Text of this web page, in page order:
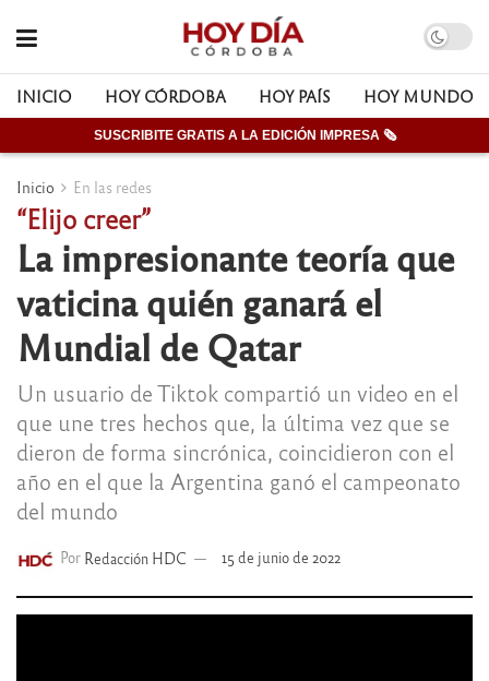
INICIO HOY CÓRDOBA HOY PAÍS HOY MUNDO
SUSCRIBITE GRATIS A LA EDICIÓN IMPRESA 🗞
Inicio En las redes
“Elijo creer”
La impresionante teoría que
vaticina quién ganará el
Mundial de Qatar
Un usuario de Tiktok compartió un video en el
que une tres hechos que, la última vez que se
dieron de forma sincrónica, coincidieron con el
año en el que la Argentina ganó el campeonato
del mundo
Por Redacción HDC 15 de junio de 2022